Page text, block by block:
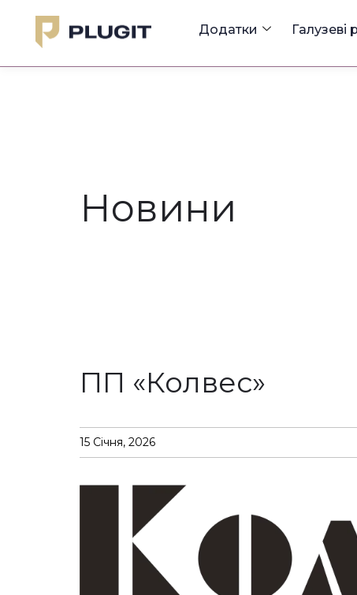
Додатки Галузеві
Новини
ПП «Колвес»
15 Січня, 2026